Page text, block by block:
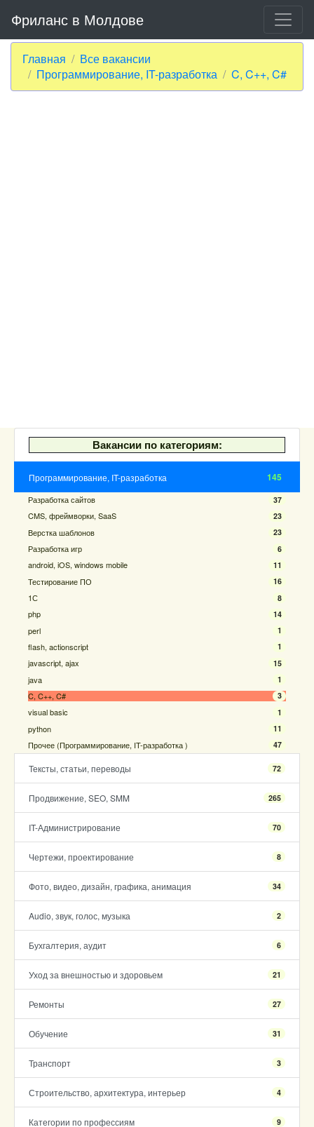
Фриланс в Молдове
Главная
Все вакансии
Программирование, IT-разработка
C, C++, C#
Вакансии по категориям:
Программирование, IT-разработка 145
Разработка сайтов 37
CMS, фреймворки, SaaS 23
Верстка шаблонов 23
Разработка игр 6
android, iOS, windows mobile 11
Тестирование ПО 16
1С 8
php 14
perl 1
flash, actionscript 1
javascript, ajax 15
java 1
C, C++, C# 3
visual basic 1
python 11
Прочее (Программирование, IT-разработка ) 47
Тексты, статьи, переводы 72
Продвижение, SEO, SMM 265
IT-Администрирование 70
Чертежи, проектирование 8
Фото, видео, дизайн, графика, анимация 34
Audio, звук, голос, музыка 2
Бухгалтерия, аудит 6
Уход за внешностью и здоровьем 21
Ремонты 27
Обучение 31
Транспорт 3
Строительство, архитектура, интерьер 4
Категории по профессиям 9